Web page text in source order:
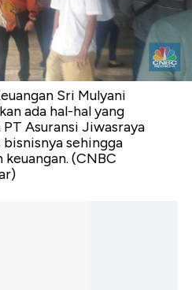
Sri Mulyani
ada hal-hal yang
Asuransi Jiwasraya
sehingga
(CNBC